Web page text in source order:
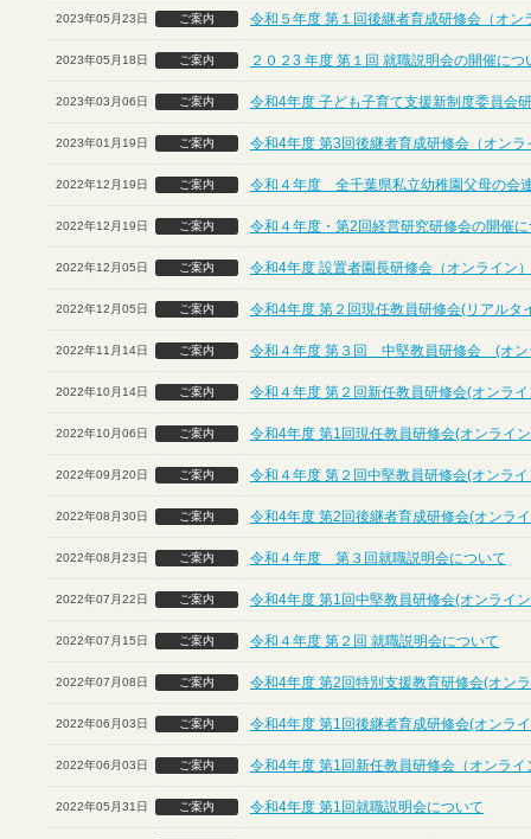
2023年05月23日 ご案内 令和５年度 第１回後継者育成研修会（オン
2023年05月18日 ご案内 ２０２3 年度 第１回 就職説明会の開催につ
2023年03月06日 ご案内 令和4年度 子ども子育て支援新制度委員会
2023年01月19日 ご案内 令和4年度 第3回後継者育成研修会（オンラ
2022年12月19日 ご案内 令和４年度 全千葉県私立幼稚園父母の会
2022年12月19日 ご案内 令和４年度・第2回経営研究研修会の開催
2022年12月05日 ご案内 令和4年度 設置者園長研修会（オンライン）
2022年12月05日 ご案内 令和4年度 第２回現任教員研修会(リアルタ
2022年11月14日 ご案内 令和４年度 第３回 中堅教員研修会 (オン
2022年10月14日 ご案内 令和４年度 第２回新任教員研修会(オンラ
2022年10月06日 ご案内 令和4年度 第1回現任教員研修会(オンライ
2022年09月20日 ご案内 令和４年度 第２回中堅教員研修会(オンラ
2022年08月30日 ご案内 令和4年度 第2回後継者育成研修会(オンラ
2022年08月23日 ご案内 令和４年度 第３回就職説明会について
2022年07月22日 ご案内 令和4年度 第1回中堅教員研修会(オンライ
2022年07月15日 ご案内 令和４年度 第２回 就職説明会について
2022年07月08日 ご案内 令和4年度 第2回特別支援教育研修会(オン
2022年06月03日 ご案内 令和4年度 第1回後継者育成研修会(オンラ
2022年06月03日 ご案内 令和4年度 第1回新任教員研修会（オンライ
2022年05月31日 ご案内 令和4年度 第1回就職説明会について